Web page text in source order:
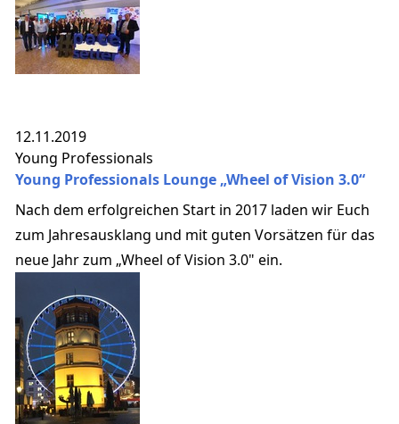
12.11.2019
Young Professionals
Young Professionals Lounge „Wheel of Vision 3.0“
Nach dem erfolgreichen Start in 2017 laden wir Euch
zum Jahresausklang und mit guten Vorsätzen für das
neue Jahr zum „Wheel of Vision 3.0" ein.